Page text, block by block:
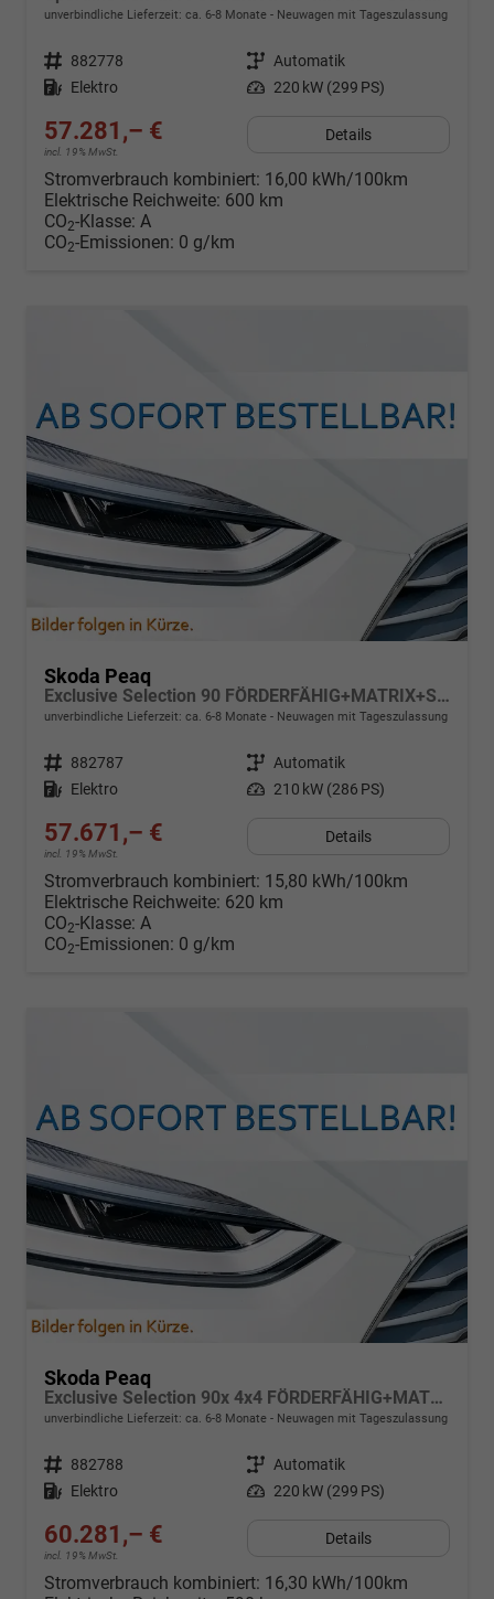
unverbindliche Lieferzeit: ca. 6-8 Monate Neuwagen mit Tageszulassung
Fahrzeugnr. 882778 Getriebe Automatik
Kraftstoff Elektro Leistung 220 kW (299 PS)
57.281,– €
incl. 19% MwSt.
Details
Stromverbrauch kombiniert: 16,00 kWh/100km
Elektrische Reichweite: 600 km
CO2-Klasse: A
CO2-Emissionen: 0 g/km
Skoda Peaq
Exclusive Selection 90 FÖRDERFÄHIG+MATRIX+SONOS+NAVI+SUITE+360KAM+HuD+MASSAGE+DCC+pACC+eHK+20" ALU
unverbindliche Lieferzeit: ca. 6-8 Monate Neuwagen mit Tageszulassung
Fahrzeugnr. 882787 Getriebe Automatik
Kraftstoff Elektro Leistung 210 kW (286 PS)
57.671,– €
incl. 19% MwSt.
Details
Stromverbrauch kombiniert: 15,80 kWh/100km
Elektrische Reichweite: 620 km
CO2-Klasse: A
CO2-Emissionen: 0 g/km
Skoda Peaq
Exclusive Selection 90x 4x4 FÖRDERFÄHIG+MATRIX+SONOS+NAVI+SUITE+360KAM+HuD+MASSAGE+DCC+pACC+eHK+20" ALU
unverbindliche Lieferzeit: ca. 6-8 Monate Neuwagen mit Tageszulassung
Fahrzeugnr. 882788 Getriebe Automatik
Kraftstoff Elektro Leistung 220 kW (299 PS)
60.281,– €
incl. 19% MwSt.
Details
Stromverbrauch kombiniert: 16,30 kWh/100km